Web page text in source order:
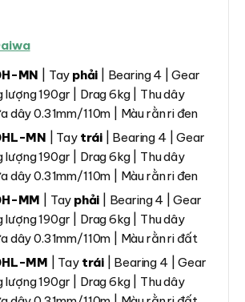
MN | Tay phải | Bearing 4 | Gear
lượng 190gr | Drag 6kg | Thu dây
dây 0.31mm/110m | Màu rằn ri đen
MN | Tay trái| Bearing 4 | Gear
lượng 190gr | Drag 6kg | Thu dây
dây 0.31mm/110m | Màu rằn ri đen
MM | Tay phải | Bearing 4 | Gear
lượng 190gr | Drag 6kg | Thu dây
dây 0.31mm/110m | Màu rằn ri đất
MM | Tay trái| Bearing 4 | Gear
lượng 190gr | Drag 6kg | Thu dây